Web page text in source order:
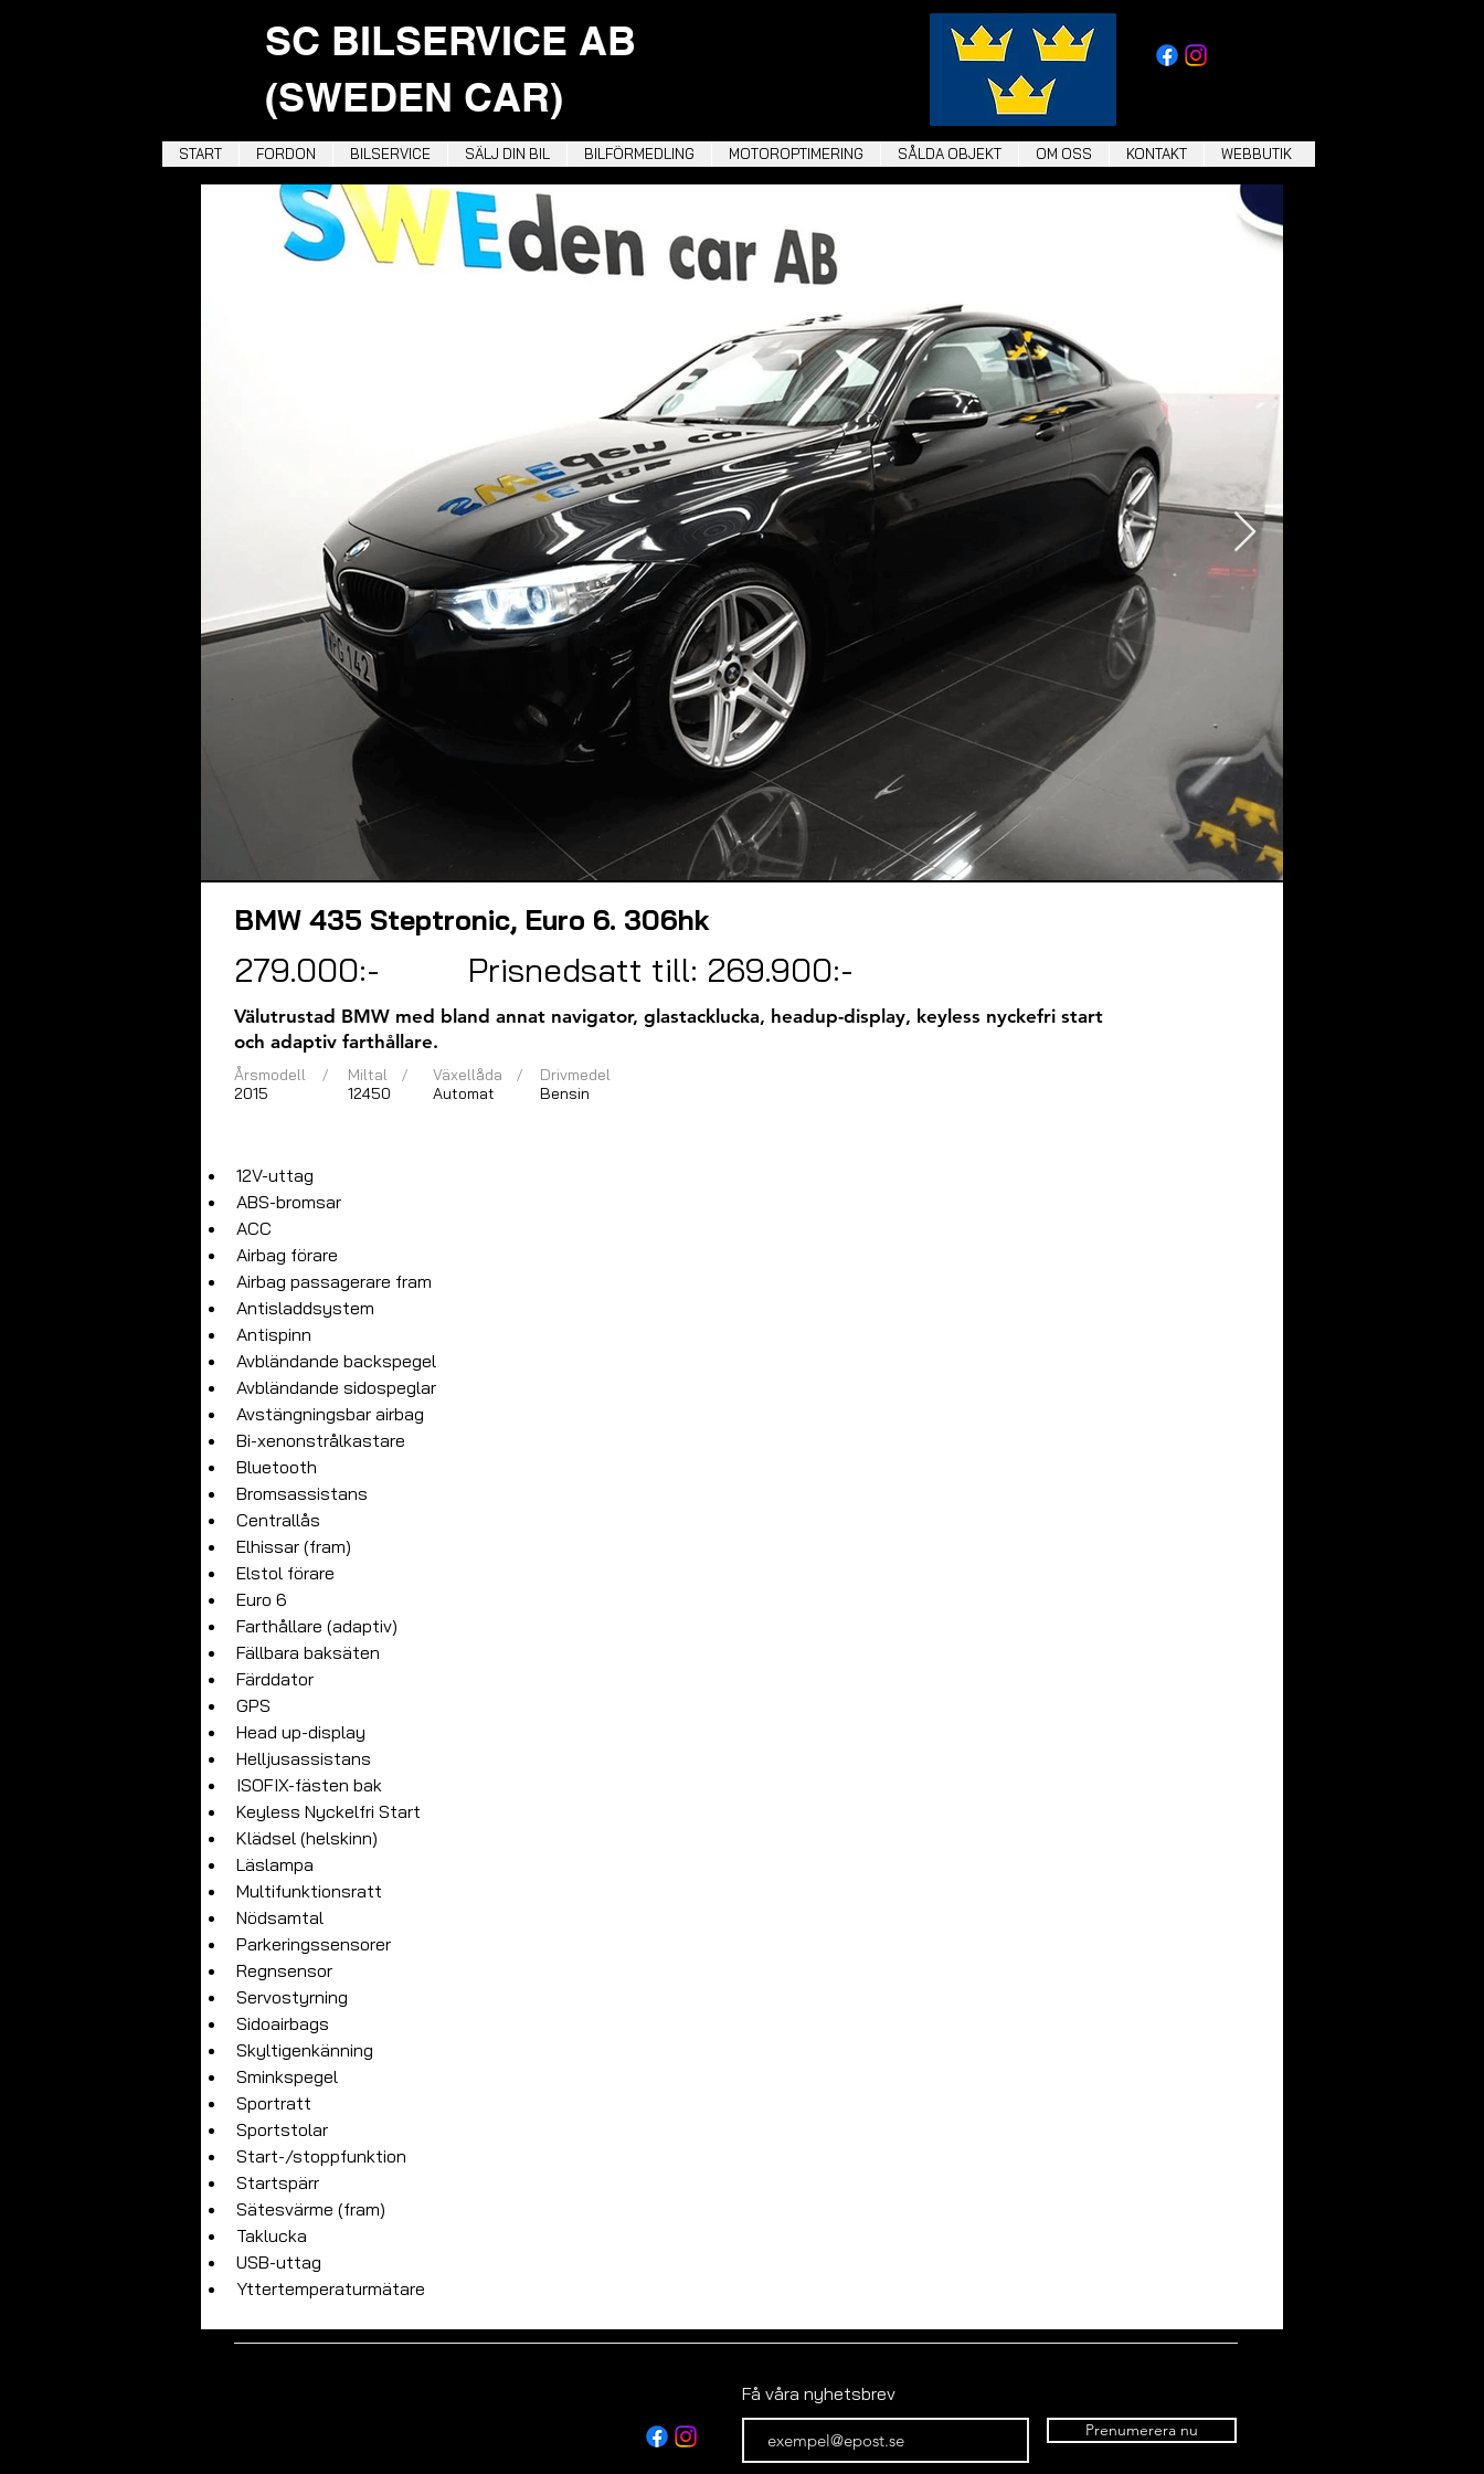
SC BILSERVICE AB
(SWEDEN CAR)
START FORDON BILSERVICE SÄLJ DIN BIL BILFÖRMEDLING MOTOROPTIMERING SÅLDA OBJEKT OM OSS KONTAKT WEBBUTIK
BMW 435 Steptronic, Euro 6. 306hk
279.000:- Prisnedsatt till: 269.900:-
Välutrustad BMW med bland annat navigator, glastacklucka, headup-display, keyless nyckefri start
och adaptiv farthållare.
Årsmodell
2015
/
Miltal
12450
/
Växellåda
Automat
/
Drivmedel
Bensin
12V-uttag
ABS-bromsar
ACC
Airbag förare
Airbag passagerare fram
Antisladdsystem
Antispinn
Avbländande backspegel
Avbländande sidospeglar
Avstängningsbar airbag
Bi-xenonstrålkastare
Bluetooth
Bromsassistans
Centrallås
Elhissar (fram)
Elstol förare
Euro 6
Farthållare (adaptiv)
Fällbara baksäten
Färddator
GPS
​Head up-display
Helljusassistans
ISOFIX-fästen bak
Keyless Nyckelfri Start
Klädsel (helskinn)
Läslampa
Multifunktionsratt
Nödsamtal
Parkeringssensorer
Regnsensor
Servostyrning
Sidoairbags
Skyltigenkänning
Sminkspegel
Sportratt
Sportstolar
Start-/stoppfunktion
Startspärr
Sätesvärme (fram)
Taklucka
USB-uttag
Yttertemperaturmätare
Få våra nyhetsbrev
Prenumerera nu